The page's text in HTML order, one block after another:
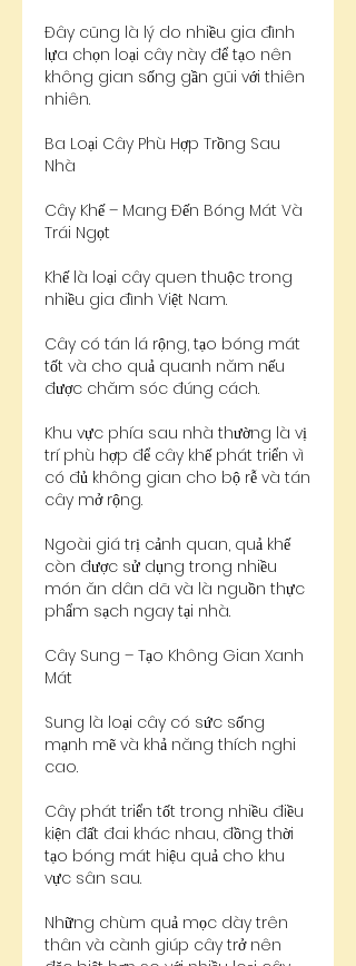
Đây cũng là lý do nhiều gia đình
lựa chọn loại cây này để tạo nên
không gian sống gần gũi với thiên
nhiên.
Ba Loại Cây Phù Hợp Trồng Sau
Nhà
Cây Khế – Mang Đến Bóng Mát Và
Trái Ngọt
Khế là loại cây quen thuộc trong
nhiều gia đình Việt Nam.
Cây có tán lá rộng, tạo bóng mát
tốt và cho quả quanh năm nếu
được chăm sóc đúng cách.
Khu vực phía sau nhà thường là vị
trí phù hợp để cây khế phát triển vì
có đủ không gian cho bộ rễ và tán
cây mở rộng.
Ngoài giá trị cảnh quan, quả khế
còn được sử dụng trong nhiều
món ăn dân dã và là nguồn thực
phẩm sạch ngay tại nhà.
Cây Sung – Tạo Không Gian Xanh
Mát
Sung là loại cây có sức sống
mạnh mẽ và khả năng thích nghi
cao.
Cây phát triển tốt trong nhiều điều
kiện đất đai khác nhau, đồng thời
tạo bóng mát hiệu quả cho khu
vực sân sau.
Những chùm quả mọc dày trên
thân và cành giúp cây trở nên